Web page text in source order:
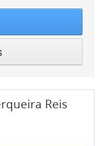
Reis